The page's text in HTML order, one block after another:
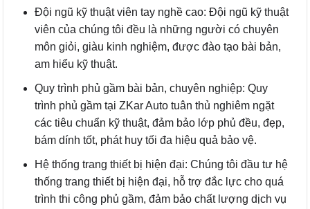
Đội ngũ kỹ thuật viên tay nghề cao: Đội ngũ kỹ thuật
viên của chúng tôi đều là những người có chuyên
môn giỏi, giàu kinh nghiệm, được đào tạo bài bản,
am hiểu kỹ thuật.
Quy trình phủ gầm bài bản, chuyên nghiệp: Quy
trình phủ gầm tại ZKar Auto tuân thủ nghiêm ngặt
các tiêu chuẩn kỹ thuật, đảm bảo lớp phủ đều, đẹp,
bám dính tốt, phát huy tối đa hiệu quả bảo vệ.
Hệ thống trang thiết bị hiện đại: Chúng tôi đầu tư hệ
thống trang thiết bị hiện đại, hỗ trợ đắc lực cho quá
trình thi công phủ gầm, đảm bảo chất lượng dịch vụ